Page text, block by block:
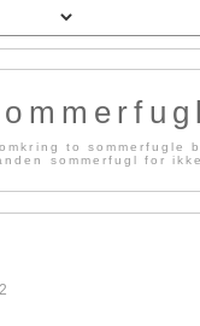
to
sommerfugl for